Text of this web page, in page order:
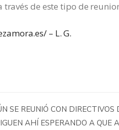
de este tipo de
– L. G.
SE REUNIÓ CON DIRECTIVOS
AHÍ ESPERANDO A QUE